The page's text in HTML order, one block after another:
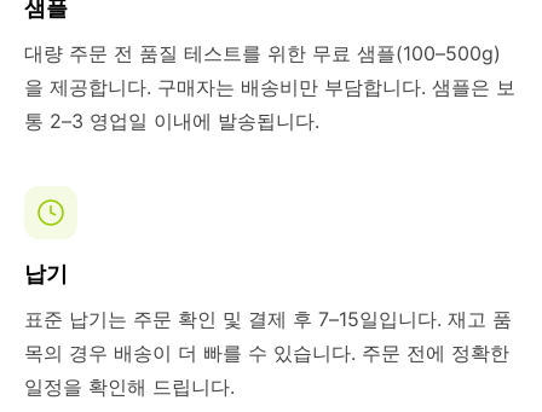
샘플
대량 주문 전 품질 테스트를 위한 무료 샘플(100–500g)
을 제공합니다. 구매자는 배송비만 부담합니다. 샘플은 보
통 2–3 영업일 이내에 발송됩니다.
납기
표준 납기는 주문 확인 및 결제 후 7–15일입니다. 재고 품
목의 경우 배송이 더 빠를 수 있습니다. 주문 전에 정확한
일정을 확인해 드립니다.